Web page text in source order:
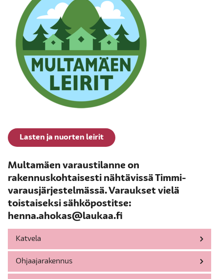
Lasten ja nuorten leirit
Multamäen varaustilanne on
rakennuskohtaisesti nähtävissä Timmi-
varausjärjestelmässä. Varaukset vielä
toistaiseksi sähköpostitse:
henna.ahokas@laukaa.fi
Katvela
Ohjaajarakennus